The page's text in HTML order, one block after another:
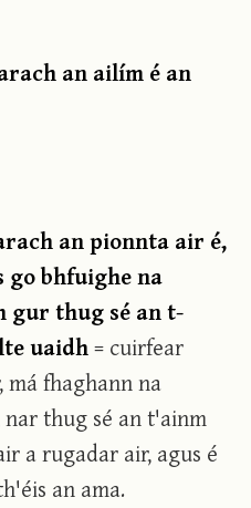
an ailím é an
an pionnta air é,
go bhfuighe na
gur thug sé an t-
uaidh= cuirfear
fhaghann na
thug sé an t'ainm
a rugadar air, agus é
an ama.